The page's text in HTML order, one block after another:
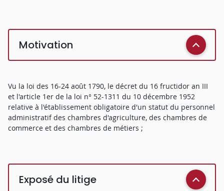
Motivation
Vu la loi des 16-24 août 1790, le décret du 16 fructidor an III
et l'article 1er de la loi n° 52-1311 du 10 décembre 1952
relative à l'établissement obligatoire d'un statut du personnel
administratif des chambres d'agriculture, des chambres de
commerce et des chambres de métiers ;
Exposé du litige